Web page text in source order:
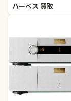
ハーベス 買取